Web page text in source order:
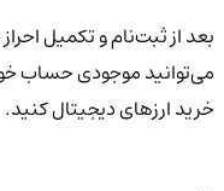
بعد از ثبت‌نام و تکمیل احراز
می‌توانید موجودی حساب
خرید ارزهای دیجیتال کنید.